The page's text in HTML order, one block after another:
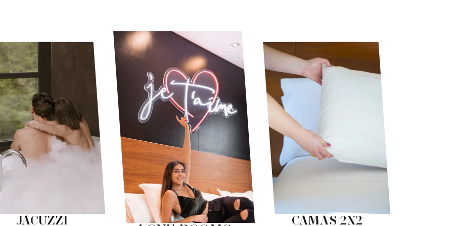
JACUZZI CAMAS 2X2